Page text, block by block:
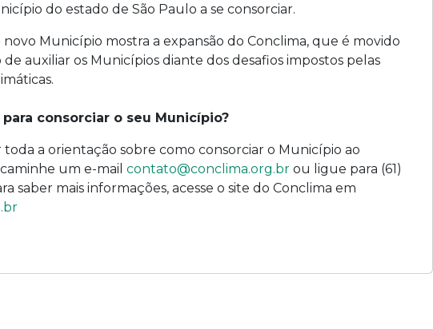
do estado de São Paulo a se consorciar.
Município mostra a expansão do Conclima, que é movido
auxiliar os Municípios diante dos desafios impostos pelas
consorciar o seu Município?
toda a orientação sobre como consorciar o Município ao
um e-mail contato@conclima.org.br ou ligue para (61)
saber mais informações, acesse o site do Conclima em